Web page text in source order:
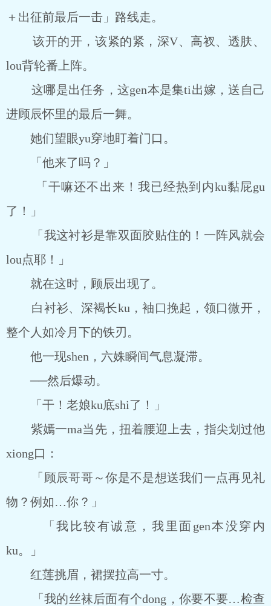
＋出征前最后一击」路线走。
该开的开，该紧的紧，深V、高衩、透肤、
lou背轮番上阵。
这哪是出任务，这gen本是集ti出嫁，送自己
进顾辰怀里的最后一舞。
她们望眼yu穿地盯着门口。
「他来了吗？」
「干嘛还不出来！我已经热到内ku黏屁gu
了！」
「我这衬衫是靠双面胶贴住的！一阵风就会
lou点耶！」
就在这时，顾辰出现了。
白衬衫、深褐长ku，袖口挽起，领口微开，
整个人如冷月下的铁刃。
他一现shen，六姝瞬间气息凝滞。
──然后爆动。
「干！老娘ku底shi了！」
紫嫣一ma当先，扭着腰迎上去，指尖划过他
xiong口：
「顾辰哥哥～你是不是想送我们一点再见礼
物？例如…你？」
「我比较有诚意，我里面gen本没穿内
ku。」
红莲挑眉，裙摆拉高一寸。
「我的丝袜后面有个dong，你要不要…检查